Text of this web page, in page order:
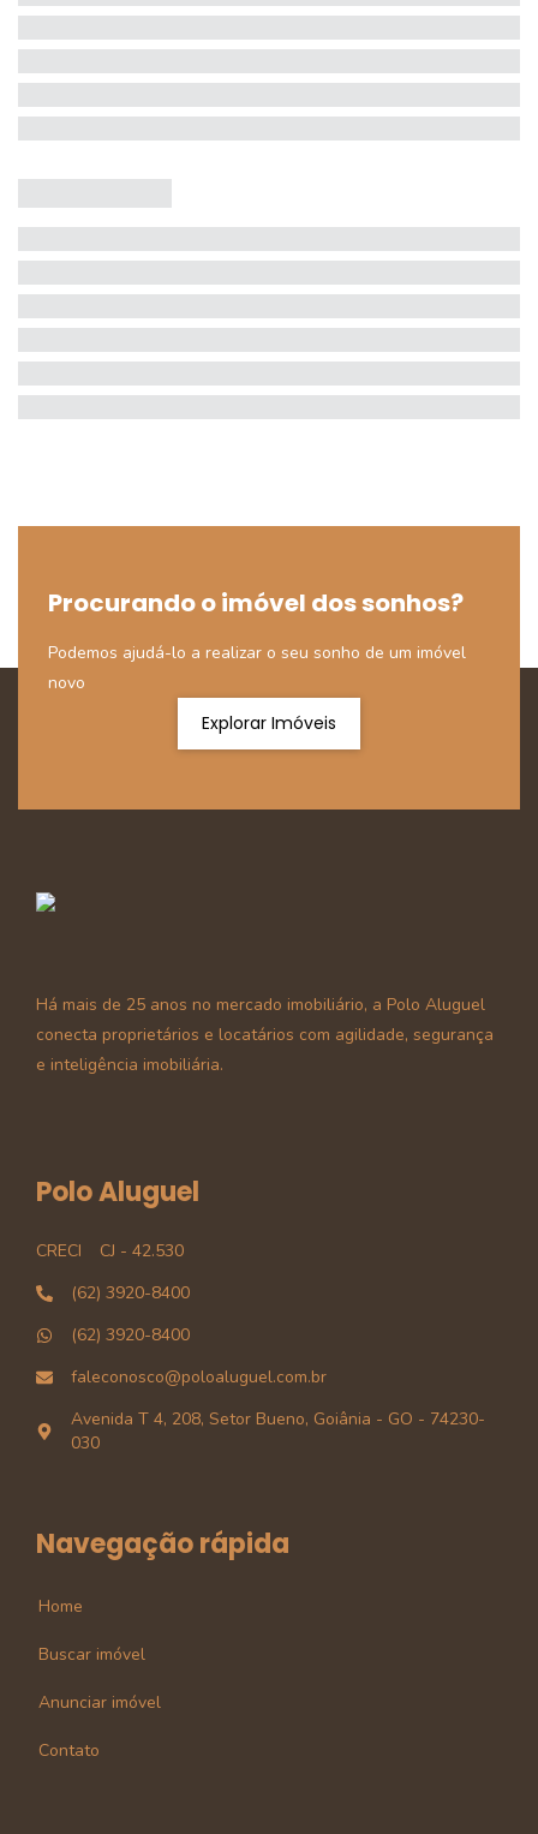
Procurando o imóvel dos sonhos?
Podemos ajudá-lo a realizar o seu sonho de um imóvel
novo
Explorar Imóveis
Há mais de 25 anos no mercado imobiliário, a Polo Aluguel
conecta proprietários e locatários com agilidade, segurança
e inteligência imobiliária.
Polo Aluguel
CRECI
CJ - 42.530
(62) 3920-8400
(62) 3920-8400
faleconosco@poloaluguel.com.br
Avenida T 4, 208, Setor Bueno, Goiânia - GO - 74230-
030
Navegação rápida
Home
Buscar imóvel
Anunciar imóvel
Contato